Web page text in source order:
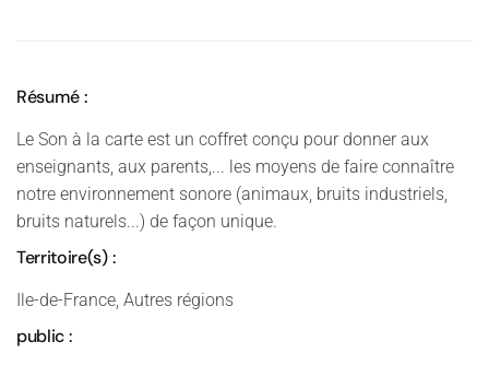
Résumé :
Le Son à la carte est un coffret conçu pour donner aux
enseignants, aux parents,... les moyens de faire connaître
notre environnement sonore (animaux, bruits industriels,
bruits naturels...) de façon unique.
Territoire(s) :
Ile-de-France, Autres régions
public :